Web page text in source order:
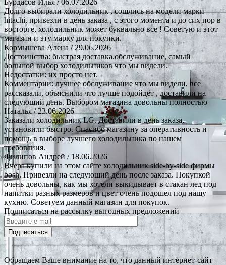
Долго выбирали холодильник , сошлись на модели марки
hitachi, привезли в день заказа , с этого момента и до сих пор в
восторге, холодильник может буквально все ! Советую и этот
магазин и эту марку для покупки.
Кормышева Алена / 29.06.2026
Достоинства: быстрая доставка.обслуживание, самый
большой выбор холодильников что мы видели.
Недостатки: их просто нет.
Комментарии: лучшее обслуживание что мы видели, все
рассказали, объяснили что лучше подойдёт , доставили на
следующий день. Выбором магазина довольны полностью
Наталья/ 23.06.2026
Заказали холодильник LG. Доставили в день заказа,
установили быстро. Спасибо магазину за оперативность и
помощь в выборе лучшего холодильника по нашем
требования.
Филипов Андрей / 18.06.2026
Вчера купили на этом сайте холодильник side-by-side фирмы
bosh. Привезли на следующий день после заказа. Покупкой
очень довольны, как мы хотели выкидывает в стакан лед под
напитки разных размеров и цвет очень подошел под нашу
кухню. Советуем данный магазин для покупок.
Подписаться на рассылку выгодных предложений
Подписаться
Обращаем Ваше внимание на то, что данный интернет-сайт